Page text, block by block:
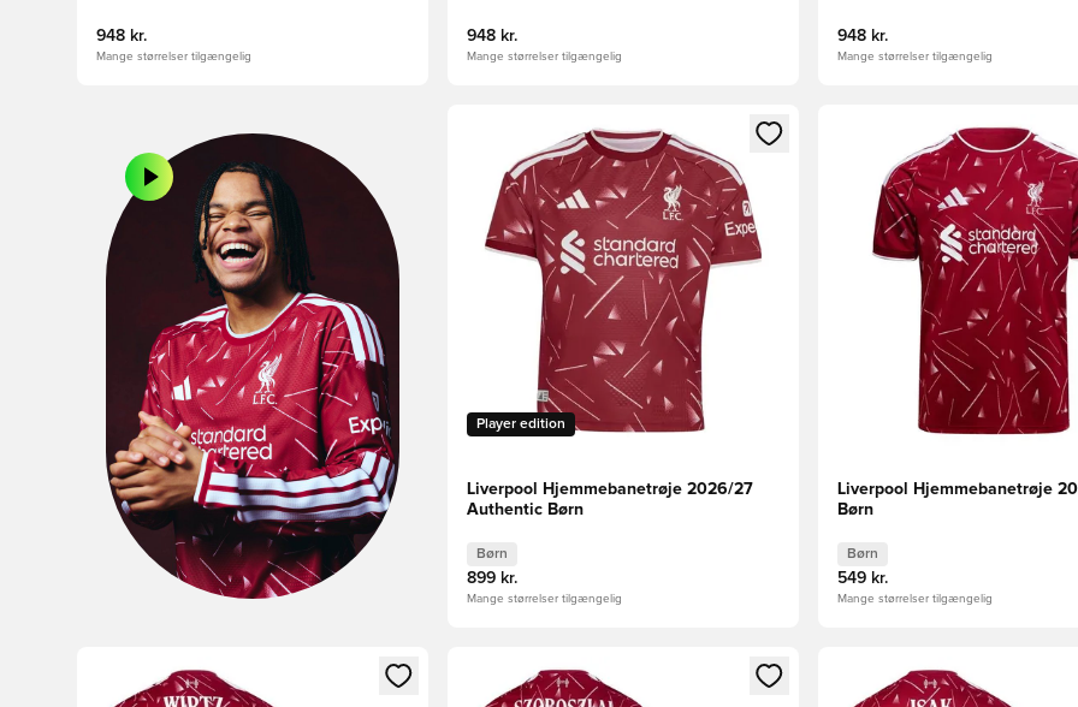
948 kr.
Mange størrelser tilgængelig
948 kr.
Mange størrelser tilgængelig
948 kr.
Mange størrelser tilgængelig
Åbner en Modal til at logge ind eller tilmelde dig som medlem
Player edition
Liverpool Hjemmebanetrøje 2026/27
Authentic Børn
Børn
899 kr.
Mange størrelser tilgængelig
Åbner en Modal til at logge
Liverpool Hjemmebanetrøje
Børn
Børn
549 kr.
Mange størrelser tilgængelig
Åbner en Modal til at logge ind eller tilmelde dig som medlemÅbner en Modal til at logge ind eller tilmelde dig som medlem
Åbner en Modal til at logge